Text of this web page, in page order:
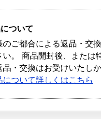
ついて
のご都合による返品・交
い。 商品開封後、または
品・交換はお受けいたし
について詳しくはこちら